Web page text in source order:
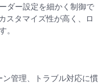
ダー設定を細かく制御で
スタマイズ性が高く、ロ
。
管理、トラブル対応に慣